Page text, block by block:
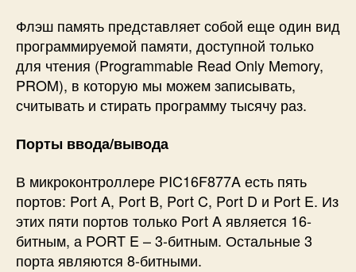
Флэш память представляет собой еще один вид
программируемой памяти, доступной только
для чтения (Programmable Read Only Memory,
PROM), в которую мы можем записывать,
считывать и стирать программу тысячу раз.
Порты ввода/вывода
В микроконтроллере PIC16F877A есть пять
портов: Port A, Port B, Port C, Port D и Port E. Из
этих пяти портов только Port A является 16-
битным, а PORT E – 3-битным. Остальные 3
порта являются 8-битными.